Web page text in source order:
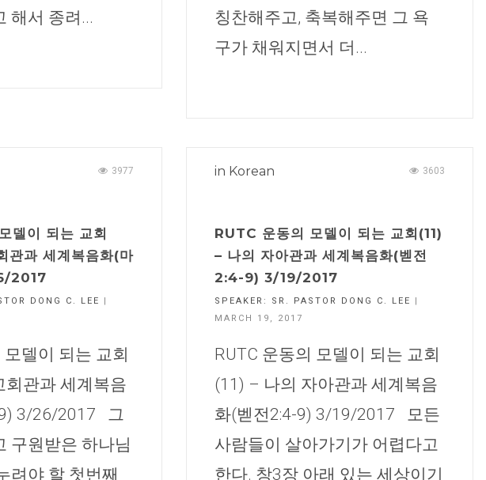
해서 종려...
칭찬해주고, 축복해주면 그 욕
구가 채워지면서 더...
3977
델이 되는 교회
관과 세계복음화(마
2017
DONG C. LEE
|
델이 되는 교회
회관과 세계복음
3/26/2017 그
구원받은 하나님
려야 할 첫번째
in Korean 3603
RUTC 운동의 모델이 되는 교회(11)
– 나의 자아관과 세계복음화(벧전
2:4-9) 3/19/2017
SPEAKER: SR. PASTOR DONG C. LEE
|
MARCH 19, 2017
RUTC 운동의 모델이 되는 교회
(11) – 나의 자아관과 세계복음
화(벧전2:4-9) 3/19/2017 모든
사람들이 살아가기가 어렵다고
한다. 창3장 아래 있는 세상이기